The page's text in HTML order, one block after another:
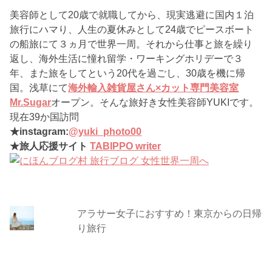
美容師として20歳で就職してから、現実逃避に国内１泊
旅行にハマり、人生の夏休みとして24歳でピースボート
の船旅にて３ヵ月で世界一周。それから仕事と旅を繰り
返し、海外生活に憧れ留学・ワーキングホリデーで３
年、また旅をしてという20代を過ごし、30歳を機に帰
国。浅草にて海外輸入雑貨屋さん×カット専門美容室
Mr.Sugarオープン。そんな旅好き女性美容師YUKIです。
現在39か国訪問
★instagram:@yuki_photo00
★旅人応援サイトTABIPPO writer
アラサー女子におすすめ！東京からの日帰
り旅行